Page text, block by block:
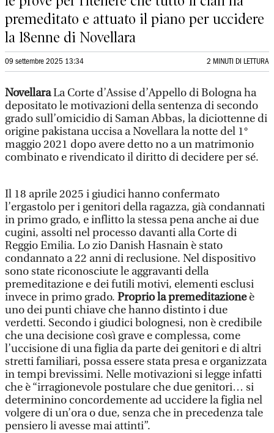
premeditato e attuato il piano per uccidere
la 18enne di Novellara
09 settembre 2025 13:34 2 MINUTI DI LETTURA
NovellaraLa Corte d’Assise d’Appello di Bologna ha
depositato le motivazioni della sentenza di secondo
grado sull’omicidio di Saman Abbas, la diciottenne di
origine pakistana uccisa a Novellara la notte del 1°
maggio 2021 dopo avere detto no a un matrimonio
combinato e rivendicato il diritto di decidere per sé.
Il 18 aprile 2025 i giudici hanno confermato
l’ergastolo per i genitori della ragazza, già condannati
in primo grado, e inflitto la stessa pena anche ai due
cugini, assolti nel processo davanti alla Corte di
Reggio Emilia. Lo zio Danish Hasnain è stato
condannato a 22 anni di reclusione. Nel dispositivo
sono state riconosciute le aggravanti della
premeditazione e dei futili motivi, elementi esclusi
invece in primo grado. Proprio la premeditazioneè
uno dei punti chiave che hanno distinto i due
verdetti. Secondo i giudici bolognesi, non è credibile
che una decisione così grave e complessa, come
l’uccisione di una figlia da parte dei genitori e di altri
stretti familiari, possa essere stata presa e organizzata
in tempi brevissimi. Nelle motivazioni si legge infatti
che è “irragionevole postulare che due genitori… si
determinino concordemente ad uccidere la figlia nel
volgere di un’ora o due, senza che in precedenza tale
pensiero li avesse mai attinti”.